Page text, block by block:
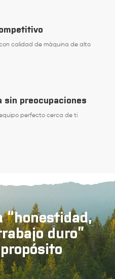
calidad de máquina de alto
sin preocupaciones
perfecto cerca de ti
“honestidad,
duro”